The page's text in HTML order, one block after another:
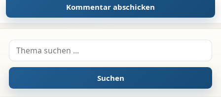
Suche nach:
Suchen